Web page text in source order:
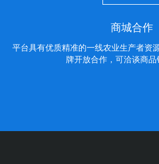
商城合作
平台具有优质精准的一线农业生产者资
牌开放合作，可洽谈商品